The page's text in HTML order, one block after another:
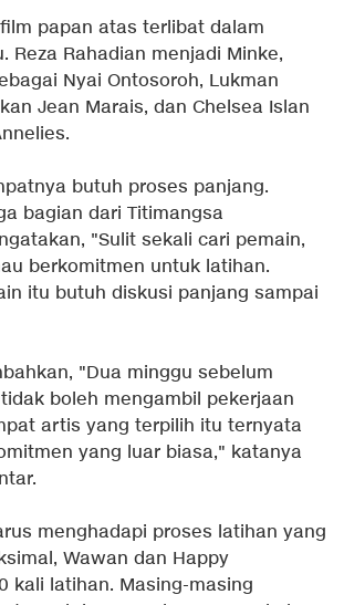
papan atas terlibat dalam
Reza Rahadian menjadi Minke,
Nyai Ontosoroh, Lukman
Jean Marais, dan Chelsea Islan
butuh proses panjang.
bagian dari Titimangsa
"Sulit sekali cari pemain,
berkomitmen untuk latihan.
itu butuh diskusi panjang sampai
"Dua minggu sebelum
boleh mengambil pekerjaan
artis yang terpilih itu ternyata
yang luar biasa," katanya
menghadapi proses latihan yang
Wawan dan Happy
kali latihan. Masing-masing